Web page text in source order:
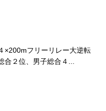
×200mフリーリレー大逆転
２位、男子総合４...